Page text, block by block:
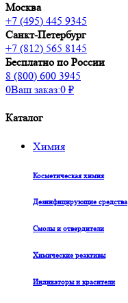
Москва
+7 (495) 445 9345
Санкт-Петербург
+7 (812) 565 8145
Бесплатно по России
8 (800) 600 3945
0Ваш заказ:0 ₽
Каталог
Химия
Косметическая химия
Дезинфицирующие средства
Смолы и отвердители
Химические реактивы
Индикаторы и красители